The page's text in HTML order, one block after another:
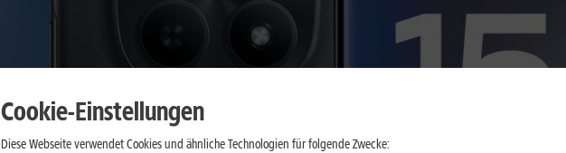
Cookie-Einstellungen
Diese Webseite verwendet Cookies und ähnliche Technologien für folgende Zwecke: